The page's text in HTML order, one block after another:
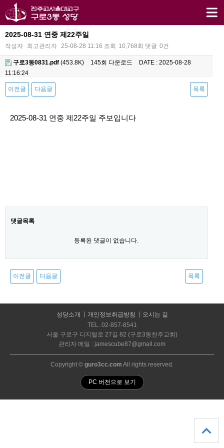
2025-08-31 연중 제22주일
작성자 최고관리자 25-08-28 11:16 조회 10,768회 댓글 0건
구로3동0831.pdf (453.8K) 145회 다운로드
DATE : 2025-08-28
11:16:24
이전글 다음글 목록
2025-08-31 연중 제22주일 주보입니다
댓글목록
등록된 댓글이 없습니다.
이전글 다음글 목록
성당소개 개인정보취급방침
오시는 길
TEL. 02-857-8541
서울 구로구 디지털로 27길 82 (구로3동천주교회)
관리자 메일 : jamescube87@gmail.com
Copyright © guro3cc.com All rights reserved.
PC 버전으로 보기